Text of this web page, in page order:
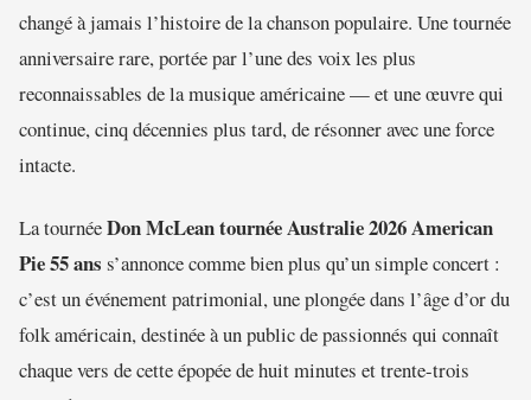
changé à jamais l’histoire de la chanson populaire. Une tournée
anniversaire rare, portée par l’une des voix les plus
reconnaissables de la musique américaine — et une œuvre qui
continue, cinq décennies plus tard, de résonner avec une force
intacte.
La tournéeDon McLean tournée Australie 2026 American
Pie 55 ans s’annonce comme bien plus qu’un simple concert :
c’est un événement patrimonial, une plongée dans l’âge d’or du
folk américain, destinée à un public de passionnés qui connaît
chaque vers de cette épopée de huit minutes et trente-trois